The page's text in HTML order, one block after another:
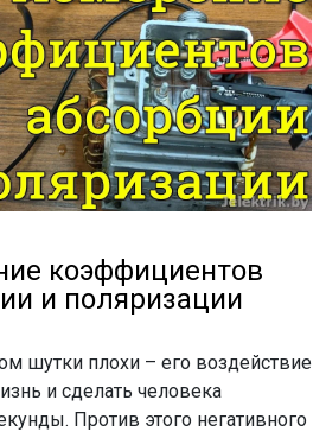
коэффициентов
и поляризации
шутки плохи – его воздействие
и сделать человека
Против этого негативного